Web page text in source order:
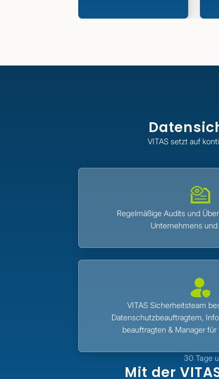
VITAS setzt auf
Regelmäßige Audits und
Unternehmens
VITAS Sicherheitsteam
Datenschutzbeauftragtem,
beauftragten & Manager
30 Tage
Mit der